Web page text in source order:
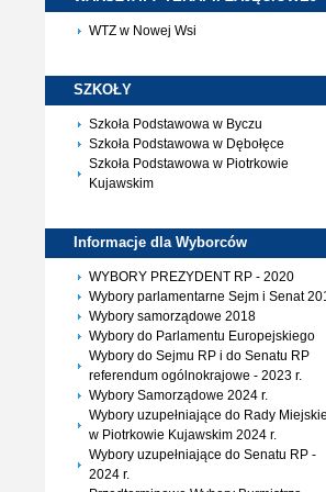
WTZ w Nowej Wsi
SZKOŁY
Szkoła Podstawowa w Byczu
Szkoła Podstawowa w Dębołęce
Szkoła Podstawowa w Piotrkowie
Kujawskim
Informacje dla Wyborców
WYBORY PREZYDENT RP - 2020
Wybory parlamentarne Sejm i Senat
Wybory samorządowe 2018
Wybory do Parlamentu Europejskiego
Wybory do Sejmu RP i do Senatu RP
referendum ogólnokrajowe - 2023 r.
Wybory Samorządowe 2024 r.
Wybory uzupełniające do Rady
w Piotrkowie Kujawskim 2024 r.
Wybory uzupełniające do Senatu RP -
2024 r.